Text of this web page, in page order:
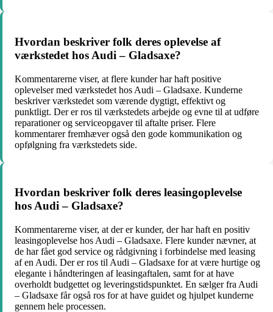
Hvordan beskriver folk deres oplevelse af
værkstedet hos Audi – Gladsaxe?
Kommentarerne viser, at flere kunder har haft positive
oplevelser med værkstedet hos Audi – Gladsaxe. Kunderne
beskriver værkstedet som værende dygtigt, effektivt og
punktligt. Der er ros til værkstedets arbejde og evne til at udføre
reparationer og serviceopgaver til aftalte priser. Flere
kommentarer fremhæver også den gode kommunikation og
opfølgning fra værkstedets side.
Hvordan beskriver folk deres leasingoplevelse
hos Audi – Gladsaxe?
Kommentarerne viser, at der er kunder, der har haft en positiv
leasingoplevelse hos Audi – Gladsaxe. Flere kunder nævner, at
de har fået god service og rådgivning i forbindelse med leasing
af en Audi. Der er ros til Audi – Gladsaxe for at være hurtige og
elegante i håndteringen af leasingaftalen, samt for at have
overholdt budgettet og leveringstidspunktet. En sælger fra Audi
– Gladsaxe får også ros for at have guidet og hjulpet kunderne
gennem hele processen.